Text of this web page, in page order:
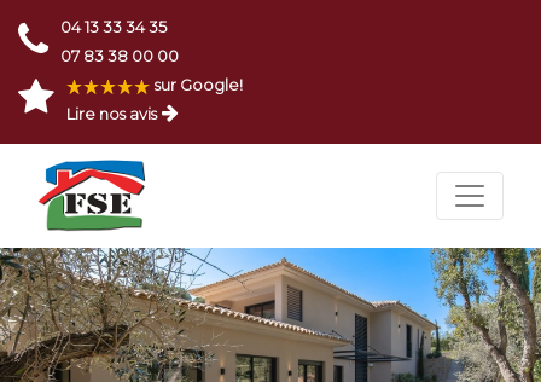
04 13 33 34 35
07 83 38 00 00
sur Google!
Lire nos avis